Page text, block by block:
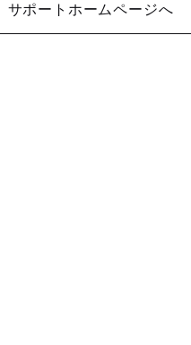
サポートホームページへ